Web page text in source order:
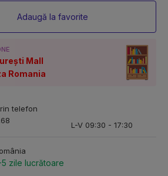
Adaugă la favorite
Mall
Romania
telefon
L-V 09:30 - 17:30
5 zile lucrătoare